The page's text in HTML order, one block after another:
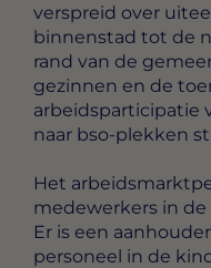
verspreid over
binnenstad tot de
rand van de
gezinnen en de
arbeidsparticipatie
naar bso-plekken
Het
medewerkers in
Er is een
personeel in de